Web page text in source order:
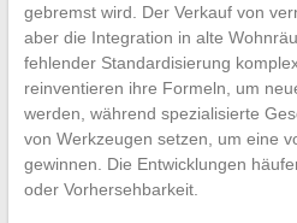
gebremst wird. Der Verkauf von
aber die Integration in alte
fehlender Standardisierung
reinventieren ihre Formeln, um
werden, während spezialisierte
von Werkzeugen setzen, um eine
gewinnen. Die Entwicklungen
oder Vorhersehbarkeit.